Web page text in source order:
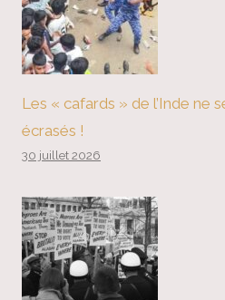
Les « cafards » de l’Inde ne
écrasés !
30 juillet 2026